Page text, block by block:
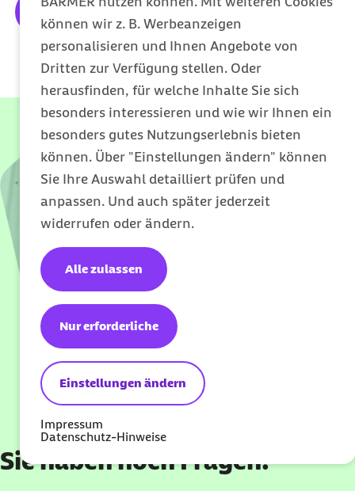
können wir z. B. Werbeanzeigen
personalisieren und Ihnen Angebote von
Dritten zur Verfügung stellen. Oder
herausfinden, für welche Inhalte Sie sich
besonders interessieren und wie wir Ihnen ein
besonders gutes Nutzungserlebnis bieten
können. Über "Einstellungen ändern" können
Sie Ihre Auswahl detailliert prüfen und
anpassen. Und auch später jederzeit
widerrufen oder ändern.
Einstellungen ändern
Nur erforderliche
Alle zulassen
Impressum
Datenschutz-Hinweise
Sie haben noch Fragen?